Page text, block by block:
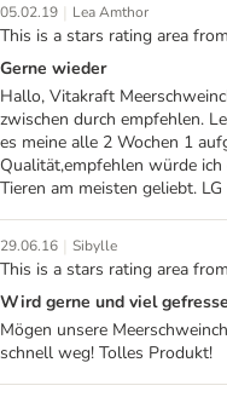
05.02.19 | Lea Amthor
This is a stars rating area
Gerne wieder
Hallo, Vitakraft
zwischen durch empfehlen.
es meine alle 2 Wochen 1
Qualität,empfehlen würde
Tieren am meisten geliebt. LG
29.06.16 | Sibylle
This is a stars rating area
Wird gerne und viel
Mögen unsere
schnell weg! Tolles Produkt!